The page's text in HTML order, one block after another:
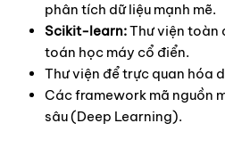
phân tích dữ liệu mạnh mẽ.
Scikit-learn:Thư viện toàn
toán học máy cổ điển.
Thư viện để trực quan hóa
Các framework mã nguồn
sâu (Deep Learning).